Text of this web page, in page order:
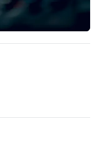
event to the water